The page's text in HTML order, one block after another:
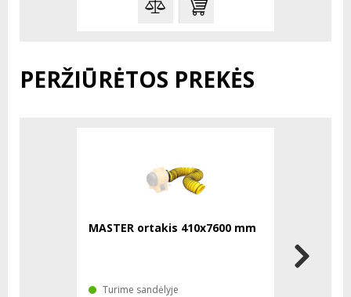
PERŽIŪRĖTOS PREKĖS
MASTER ortakis 410x7600 mm
Turime sandėlyje
Boxx